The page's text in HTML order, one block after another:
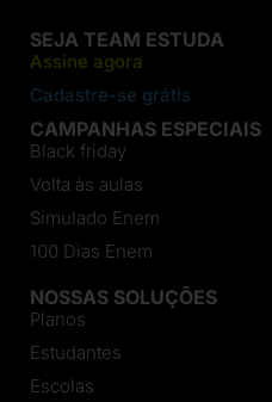
SEJA TEAM ESTUDA
Assine agora
Cadastre-se grátis
CAMPANHAS ESPECIAIS
Black friday
Volta às aulas
Simulado Enem
100 Dias Enem
NOSSAS SOLUÇÕES
Planos
Estudantes
Escolas